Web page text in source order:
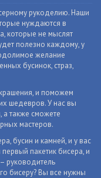
рукоделию. Наши
нуждаются в
которые не мыслят
полезно каждому, у
желание
бусинок, страз,
и поможем
шедевров. У нас вы
а также сможете
мастеров.
бусин и камней, и у вас
пакетик бисера, и
руководитель
бисеру? Вы все нужны